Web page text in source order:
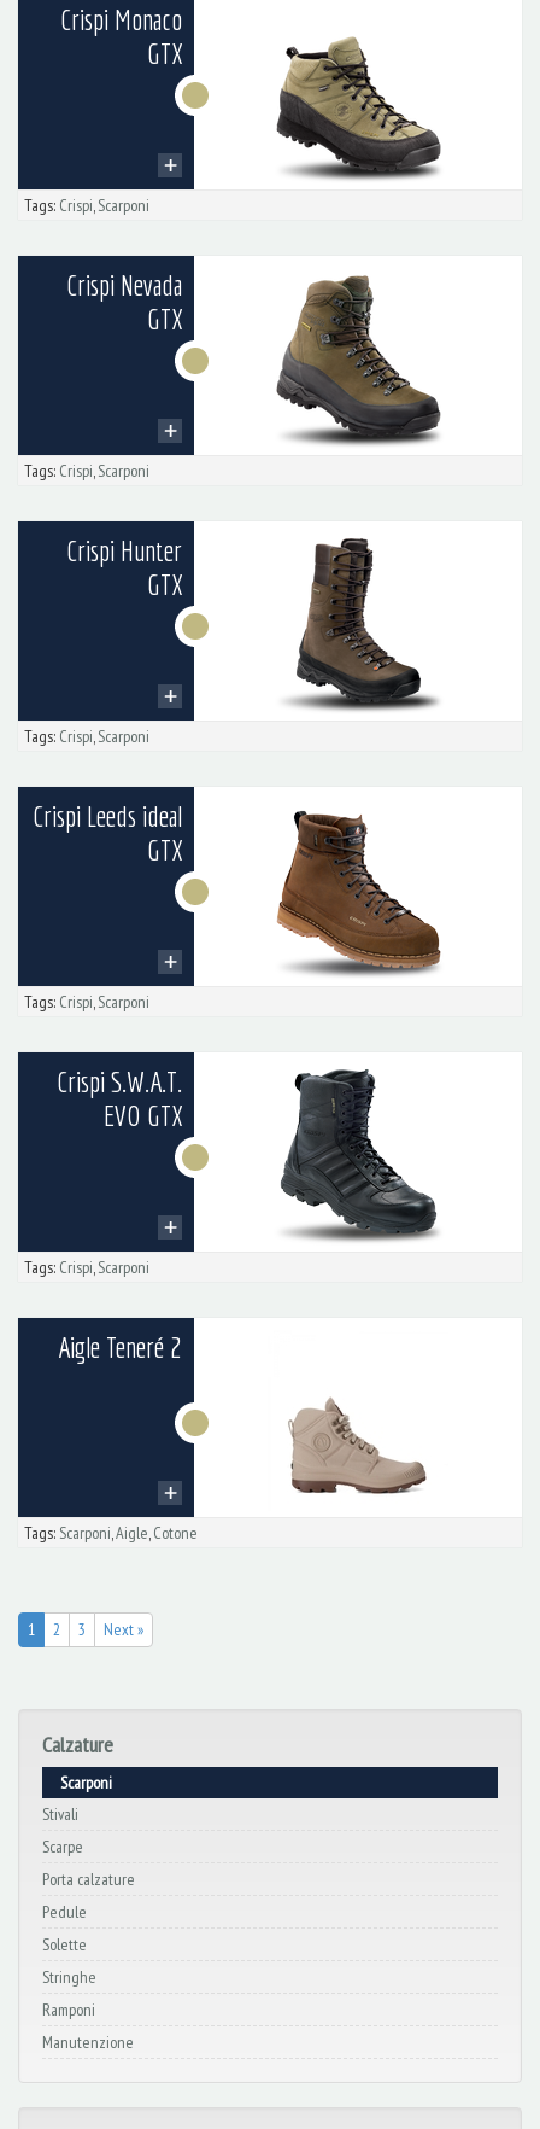
Crispi Monaco
GTX
Tags: Crispi,Scarponi
Crispi Nevada
GTX
Tags: Crispi,Scarponi
Crispi Hunter
GTX
Tags: Crispi,Scarponi
Crispi Leeds ideal
GTX
Tags: Crispi,Scarponi
Crispi S.W.A.T.
EVO GTX
Tags: Crispi,Scarponi
Aigle Teneré 2
Tags: Scarponi,Aigle,Cotone
1 2 3 Next »
Calzature
Scarponi
Stivali
Scarpe
Porta calzature
Pedule
Solette
Stringhe
Ramponi
Manutenzione